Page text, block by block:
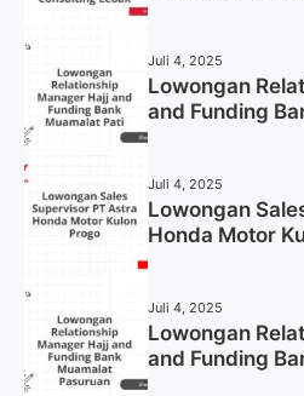
Juli 4, 2025
Lowongan
and Funding
Juli 4, 2025
Lowongan
Honda Motor
Juli 4, 2025
Lowongan
and Funding